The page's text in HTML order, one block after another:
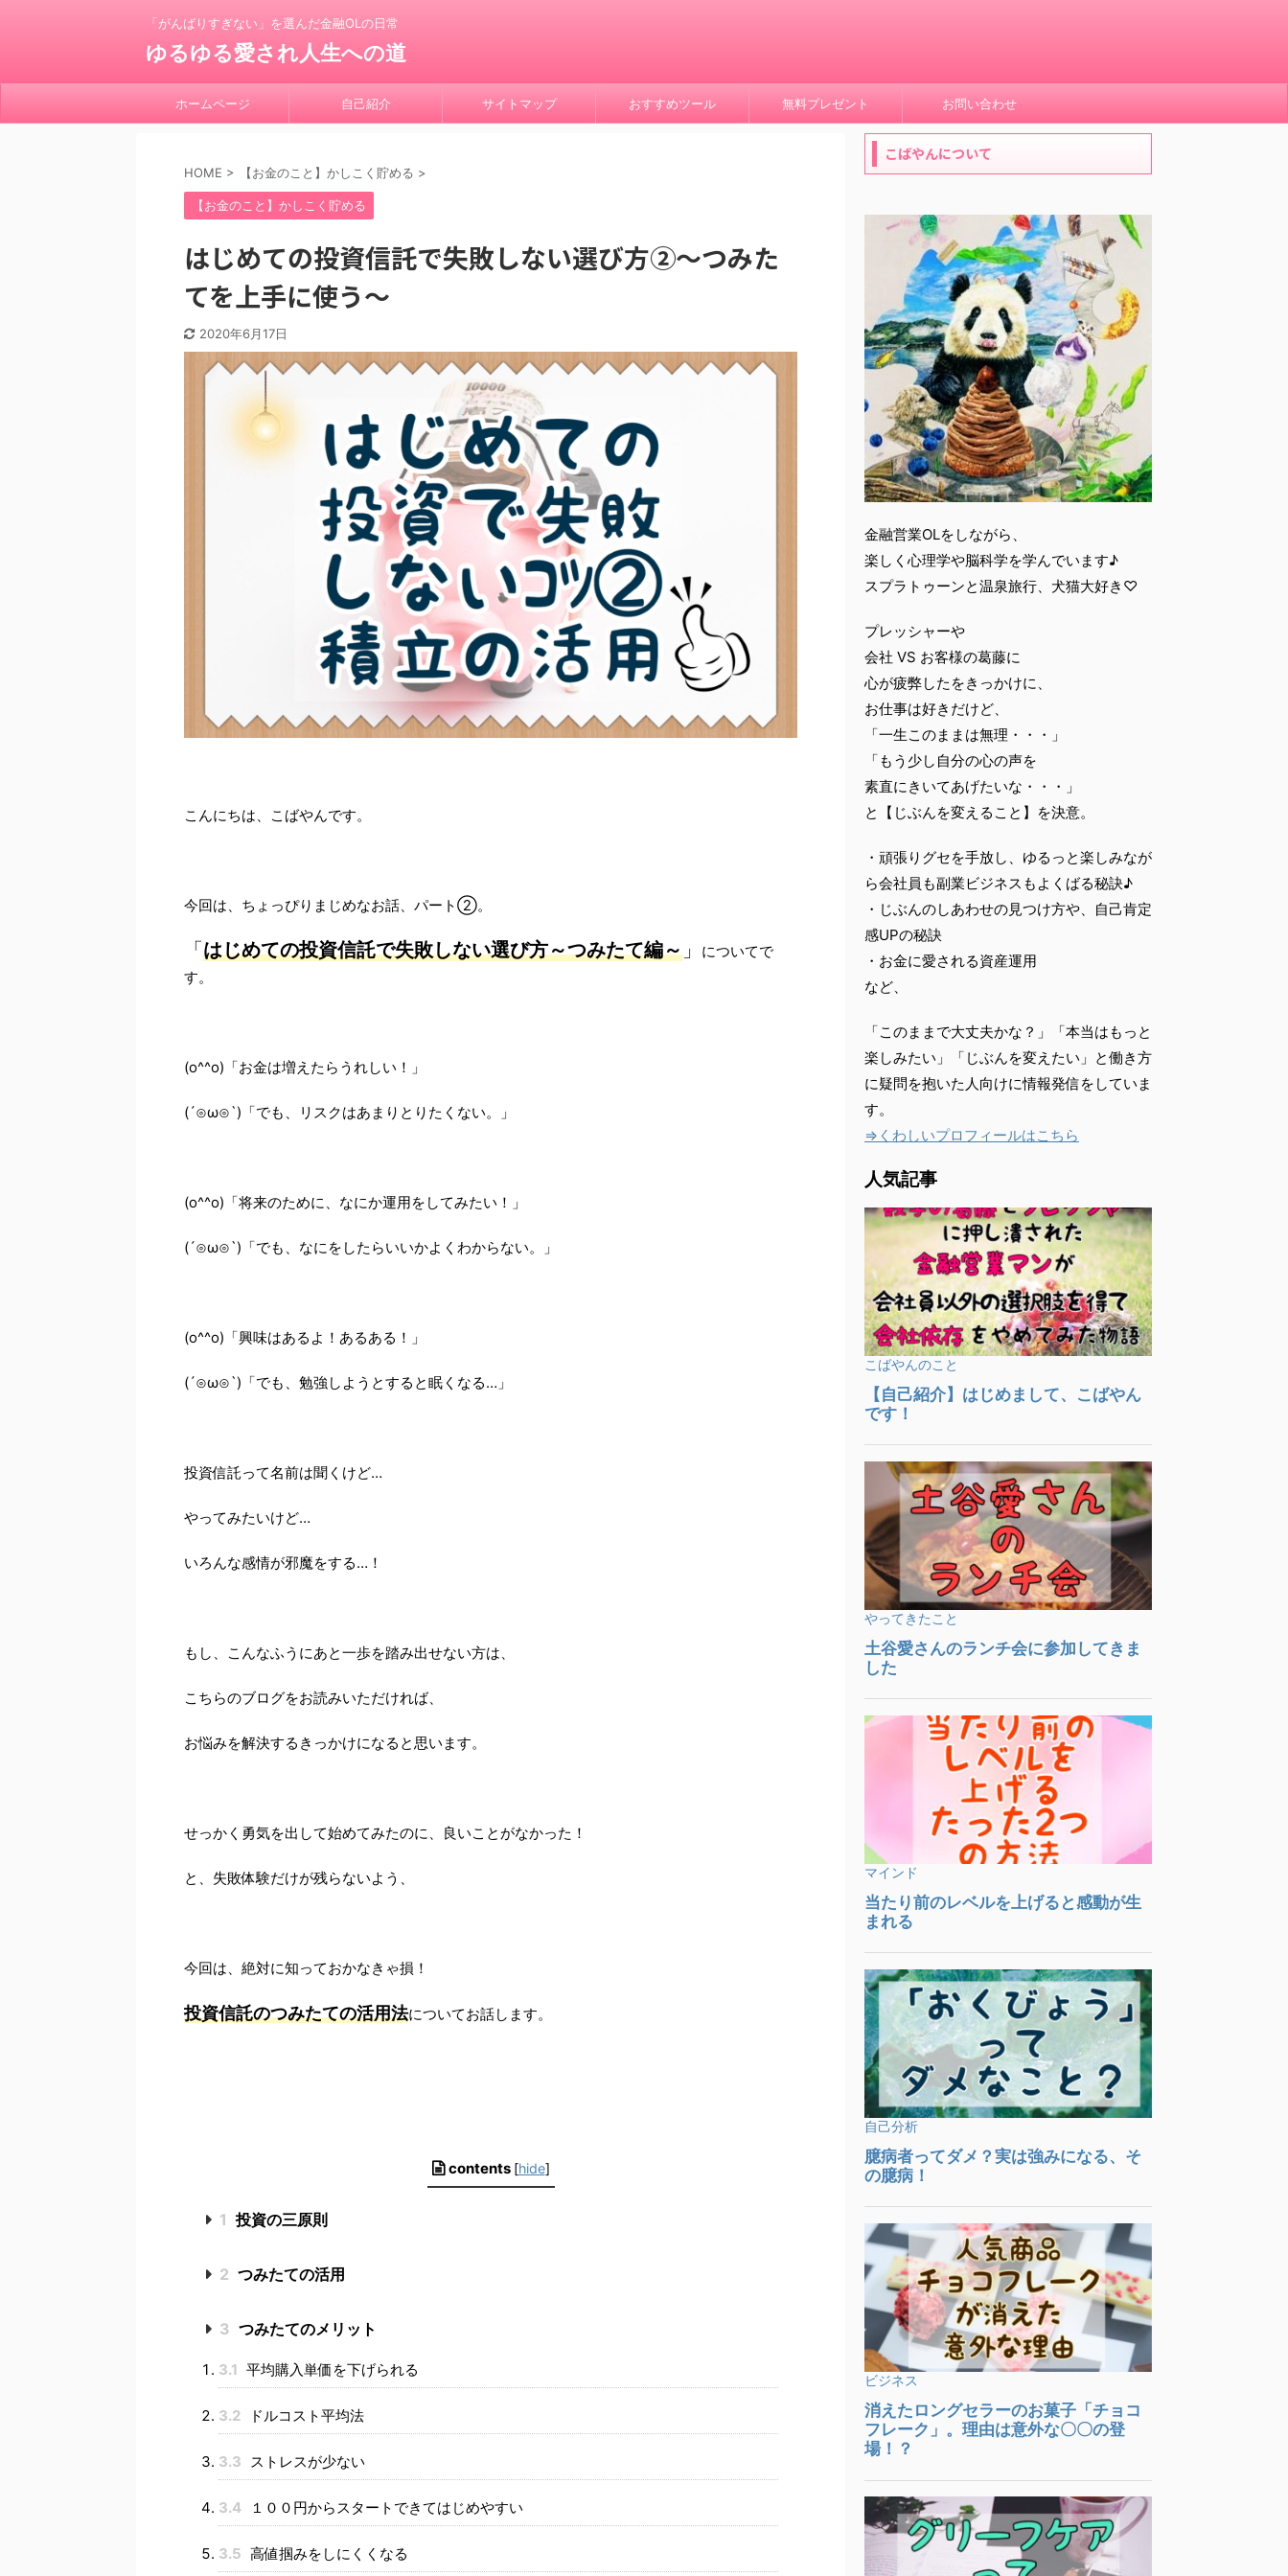
「がんばりすぎない」を選んだ金融OLの日常
ゆるゆる愛され人生への道
ホームページ 自己紹介 サイトマップ おすすめツール 無料プレゼント お問い合わせ
HOME > 【お金のこと】かしこく貯める >
【お金のこと】かしこく貯める
はじめての投資信託で失敗しない選び方②～つみた
てを上手に使う～
2020年6月17日
こんにちは、こばやんです。
今回は、ちょっぴりまじめなお話、パート②。
「はじめての投資信託で失敗しない選び方～つみたて編～ 」
についてで
す。
(o^^o)「お金は増えたらうれしい！」
(´⊙ω⊙`)「でも、リスクはあまりとりたくない。」
(o^^o)「将来のために、なにか運用をしてみたい！」
(´⊙ω⊙`)「でも、なにをしたらいいかよくわからない。」
(o^^o)「興味はあるよ！あるある！」
(´⊙ω⊙`)「でも、勉強しようとすると眠くなる…」
投資信託って名前は聞くけど…
やってみたいけど…
いろんな感情が邪魔をする…！
もし、こんなふうにあと一歩を踏み出せない方は、
こちらのブログをお読みいただければ、
お悩みを解決するきっかけになると思います。
せっかく勇気を出して始めてみたのに、良いことがなかった！
と、失敗体験だけが残らないよう、
今回は、絶対に知っておかなきゃ損！
投資信託のつみたての活用法についてお話します。
contents [hide]
1 投資の三原則
2 つみたての活用
3 つみたてのメリット
3.1 平均購入単価を下げられる
3.2 ドルコスト平均法
3.3 ストレスが少ない
3.4 １００円からスタートできてはじめやすい
3.5 高値掴みをしにくくなる
こばやんについて
金融営業OLをしながら、
楽しく心理学や脳科学を学んでいます♪
スプラトゥーンと温泉旅行、犬猫大好き♡
プレッシャーや
会社 VS お客様の葛藤に
心が疲弊したをきっかけに、
お仕事は好きだけど、
「一生このままは無理・・・」
「もう少し自分の心の声を
素直にきいてあげたいな・・・」
と【じぶんを変えること】を決意。
・頑張りグセを手放し、ゆるっと楽しみなが
ら会社員も副業ビジネスもよくばる秘訣♪
・じぶんのしあわせの見つけ方や、自己肯定
感UPの秘訣
・お金に愛される資産運用
など、
「このままで大丈夫かな？」「本当はもっと
楽しみたい」「じぶんを変えたい」と働き方
に疑問を抱いた人向けに情報発信をしていま
す。
⇒くわしいプロフィールはこちら
人気記事